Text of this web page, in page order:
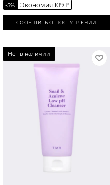
-5% Экономия 109 ₽
СООБЩИТЬ О ПОСТУПЛЕНИИ
Нет в наличии